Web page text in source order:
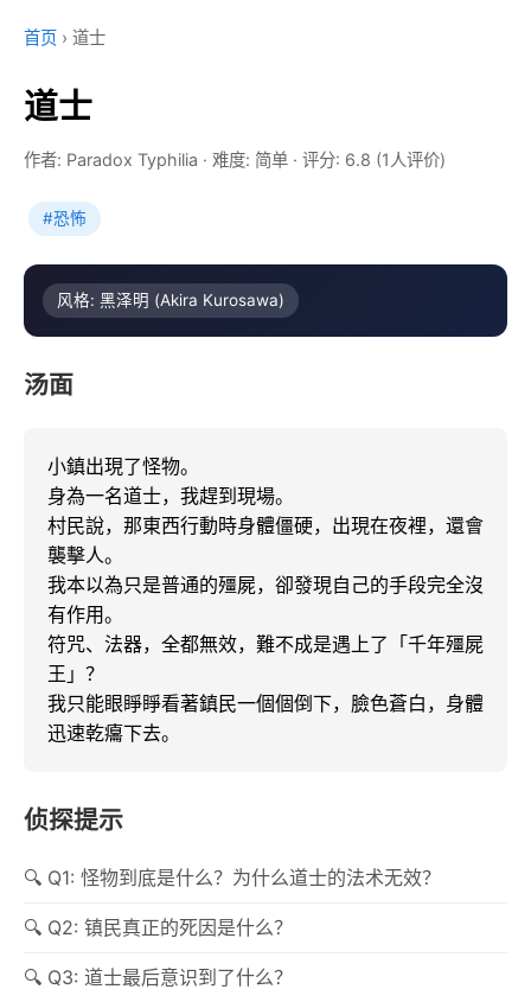
首页 › 道士
道士
作者: Paradox Typhilia · 难度: 简单 · 评分: 6.8 (1人评价)
#恐怖
风格: 黑泽明 (Akira Kurosawa)
汤面
小鎮出現了怪物。
身為一名道士，我趕到現場。
村民說，那東西行動時身體僵硬，出現在夜裡，還會
襲擊人。
我本以為只是普通的殭屍，卻發現自己的手段完全沒
有作用。
符咒、法器，全都無效，難不成是遇上了「千年殭屍
王」？
我只能眼睜睜看著鎮民一個個倒下，臉色蒼白，身體
迅速乾癟下去。
侦探提示
Q1: 怪物到底是什么？为什么道士的法术无效？
Q2: 镇民真正的死因是什么？
Q3: 道士最后意识到了什么？